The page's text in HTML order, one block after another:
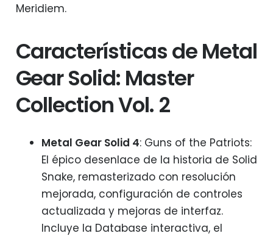
Meridiem.
Características de Metal
Gear Solid: Master
Collection Vol. 2
Metal Gear Solid 4: Guns of the Patriots:
El épico desenlace de la historia de Solid
Snake, remasterizado con resolución
mejorada, configuración de controles
actualizada y mejoras de interfaz.
Incluye la Database interactiva, el